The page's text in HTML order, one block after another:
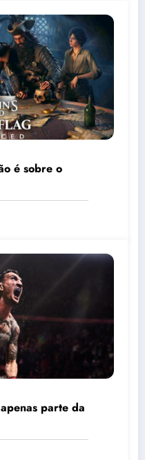
é sobre o
parte da